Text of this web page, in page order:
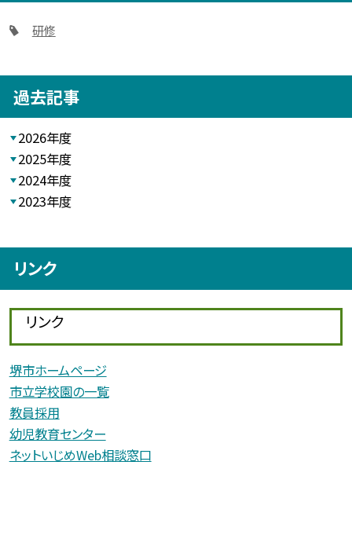
研修
過去記事
2026年度
2025年度
2024年度
2023年度
リンク
リンク
堺市ホームページ
市立学校園の一覧
教員採用
幼児教育センター
ネットいじめWeb相談窓口